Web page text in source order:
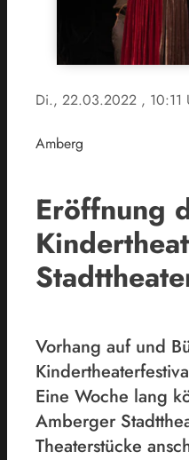
Di., 22.03.2022 , 10:11
Amberg
Eröffnung
Vorhang auf und
Eine Woche lang
Amberger
Theaterstücke